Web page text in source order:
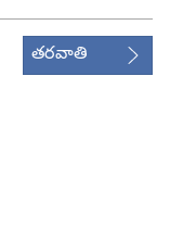
తరవాతి